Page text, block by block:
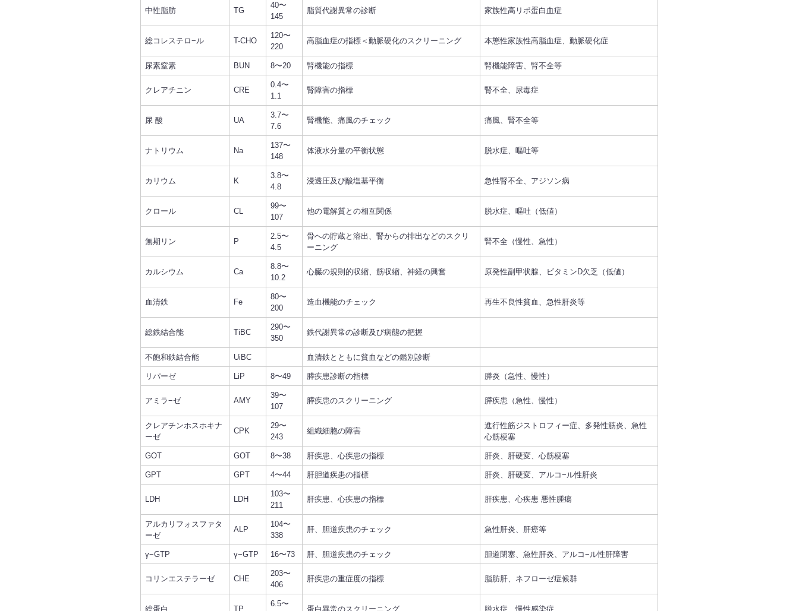
中性脂肪 TG
40〜
145
脂質代謝異常の診断 家族性高リポ蛋白血症
総コレステロ−ル T-CHO
120〜
220
高脂血症の指標＜動脈硬化のスクリーニング 本態性家族性高脂血症、動脈硬化症
尿素窒素 BUN 8〜20 腎機能の指標 腎機能障害、腎不全等
クレアチニン CRE
0.4〜
1.1
腎障害の指標 腎不全、尿毒症
尿 酸 UA
3.7〜
7.6
腎機能、痛風のチェック 痛風、腎不全等
ナトリウム Na
137〜
148
体液水分量の平衡状態 脱水症、嘔吐等
カリウム K
3.8〜
4.8
浸透圧及び酸塩基平衡 急性腎不全、アジソン病
クロール CL
99〜
107
他の電解質との相互関係 脱水症、嘔吐（低値）
無期リン P
2.5〜
4.5
骨への貯蔵と溶出、腎からの排出などのスクリ
ーニング
腎不全（慢性、急性）
カルシウム Ca
8.8〜
10.2
心臓の規則的収縮、筋収縮、神経の興奮 原発性副甲状腺、ビタミンD欠乏（低値）
血清鉄 Fe
80〜
200
造血機能のチェック 再生不良性貧血、急性肝炎等
総鉄結合能 TiBC
290〜
350
鉄代謝異常の診断及び病態の把握
不飽和鉄結合能 UiBC 血清鉄とともに貧血などの鑑別診断
リパーゼ LiP 8〜49 膵疾患診断の指標 膵炎（急性、慢性）
アミラ−ゼ AMY
39〜
107
膵疾患のスクリーニング 膵疾患（急性、慢性）
クレアチンホスホキナ
ーゼ
CPK
29〜
243
組織細胞の障害
進行性筋ジストロフィー症、多発性筋炎、急性
心筋梗塞
GOT GOT 8〜38 肝疾患、心疾患の指標 肝炎、肝硬変、心筋梗塞
GPT GPT 4〜44 肝胆道疾患の指標 肝炎、肝硬変、アルコ−ル性肝炎
LDH LDH
103〜
211
肝疾患、心疾患の指標 肝疾患、心疾患 悪性腫瘍
アルカリフォスファタ
ーゼ
ALP
104〜
338
肝、胆道疾患のチェック 急性肝炎、肝癌等
γ−GTP γ−GTP 16〜73 肝、胆道疾患のチェック 胆道閉塞、急性肝炎、アルコ−ル性肝障害
コリンエステラーゼ CHE
203〜
406
肝疾患の重症度の指標 脂肪肝、ネフローゼ症候群
総蛋白 TP
6.5〜
蛋白異常のスクリーニング 脱水症、慢性感染症